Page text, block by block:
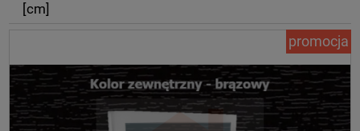
[cm]
promocja